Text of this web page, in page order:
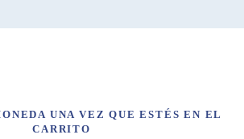
UNA VEZ QUE ESTÉS EN EL
CARRITO